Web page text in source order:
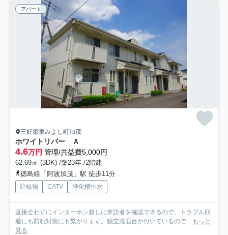
アパート
三好郡東みよし町加茂
ホワイトリバー Ａ
4.6万円 管理/共益費5,000円
62.69㎡ (3DK) /築23年 /2階建
徳島線「阿波加茂」駅 徒歩11分
駐輪場 CATV 浄化槽排水
直接会わずにインターホン越しに来訪者を確認できるので、トラブル回
避にも防犯対策にも繋がります。独立洗面台が付いているので... もっと
見る